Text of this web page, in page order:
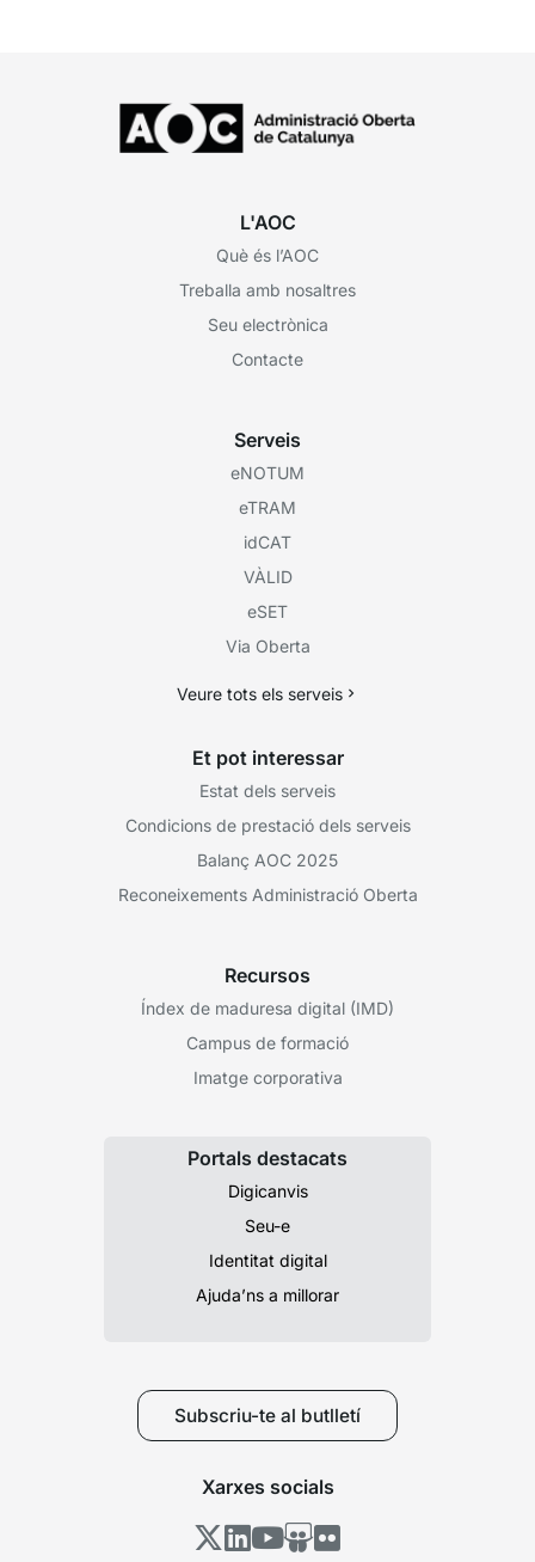
L'AOC
Què és l’AOC
Treballa amb nosaltres
Seu electrònica
Contacte
Serveis
eNOTUM
eTRAM
idCAT
VÀLID
eSET
Via Oberta
Veure tots els serveis
Et pot interessar
Estat dels serveis
Condicions de prestació dels serveis
Balanç AOC 2025
Reconeixements Administració Oberta
Recursos
Índex de maduresa digital (IMD)
Campus de formació
Imatge corporativa
Portals destacats
Digicanvis
Seu-e
Identitat digital
Ajuda’ns a millorar
Subscriu-te al butlletí
Xarxes socials